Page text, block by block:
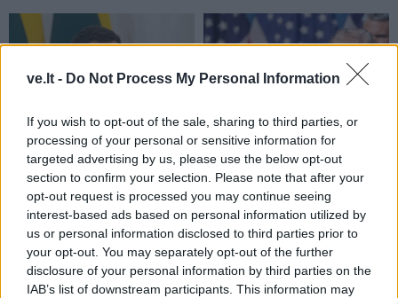
ve.lt - Do Not Process My Personal Information
If you wish to opt-out of the sale, sharing to third parties, or
processing of your personal or sensitive information for
targeted advertising by us, please use the below opt-out
section to confirm your selection. Please note that after your
opt-out request is processed you may continue seeing
interest-based ads based on personal information utilized by
us or personal information disclosed to third parties prior to
your opt-out. You may separately opt-out of the further
disclosure of your personal information by third parties on the
IAB’s list of downstream participants. This information may
Pasaulis
Zelenskis: balistinių
raketų perėmėjai galėjo
išgelbėti gyvybes
Pasaulis
Kas gali priversti Donaldą
Trumpą smogti Rusijai:
ekspertas atskleidė
netikėtą scenarijų(3)